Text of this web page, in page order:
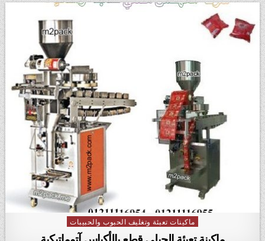
Posted in
ماكينات تعبئة وتغليف الحبوب والحبيبات